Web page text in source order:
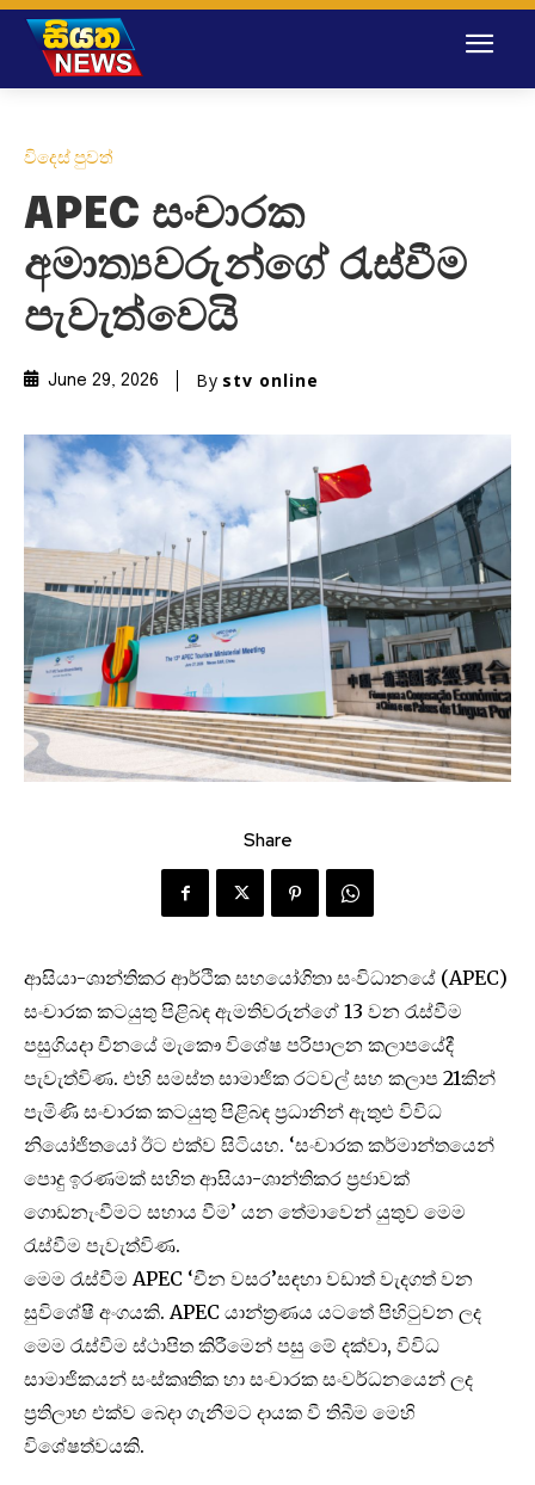
විදෙස් පුවත්
APEC සංචාරක
අමාත්‍යවරුන්ගේ රැස්වීම
පැවැත්වෙයි
June 29, 2026 By stv online
Share
ආසියා-ශාන්තිකර ආර්ථික සහයෝගිතා සංවිධානයේ (APEC)
සංචාරක කටයුතු පිළිබඳ ඇමතිවරුන්ගේ 13 වන රැස්වීම
පසුගියදා චීනයේ මැකෞ විශේෂ පරිපාලන කලාපයේදී
පැවැත්විණ. එහි සමස්ත සාමාජික රටවල් සහ කලාප 21කින්
පැමිණි සංචාරක කටයුතු පිළිබඳ ප්‍රධානින් ඇතුළු විවිධ
නියෝජිතයෝ ඊට එක්ව සිටියහ. ‘සංචාරක කර්මාන්තයෙන්
පොදු ඉරණමක් සහිත ආසියා-ශාන්තිකර ප්‍රජාවක්
ගොඩනැංවීමට සහාය වීම’ යන තේමාවෙන් යුතුව මෙම
රැස්වීම පැවැත්විණ.
මෙම රැස්වීම APEC ‘චීන වසර’සඳහා වඩාත් වැදගත් වන
සුවිශේෂී අංගයකි. APEC යාන්ත්‍රණය යටතේ පිහිටුවන ලද
මෙම රැස්වීම ස්ථාපිත කිරීමෙන් පසු මේ දක්වා, විවිධ
සාමාජිකයන් සංස්කෘතික හා සංචාරක සංවර්ධනයෙන් ලද
ප්‍රතිලාභ එක්ව බෙදා ගැනීමට දායක වී තිබීම මෙහි
විශේෂත්වයකි.